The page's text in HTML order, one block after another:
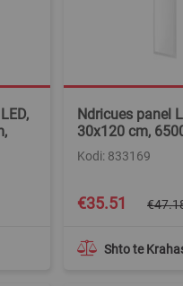
Ndricues panel
30x120 cm,
Kodi: 833169
Shto te
Special
Price
€35.51